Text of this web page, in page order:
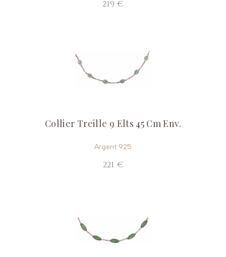
219 €
Collier Treille 9 Elts 45 Cm Env.
Argent 925
221 €